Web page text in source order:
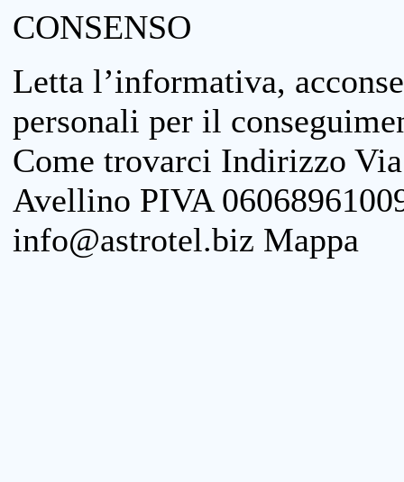
CONSENSO
Letta l’informativa,
personali per il
Come trovarci Indirizzo
Avellino PIVA
info@astrotel.biz Mappa